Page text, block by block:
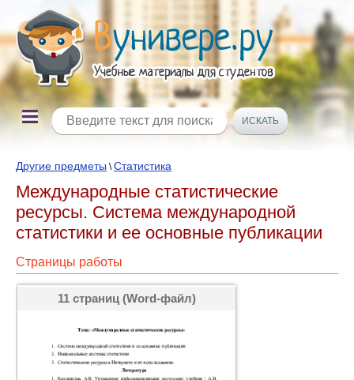
Другие предметы \Статистика
Международные статистические
ресурсы. Система международной
статистики и ее основные публикации
Страницы работы
11 страниц (Word-файл)